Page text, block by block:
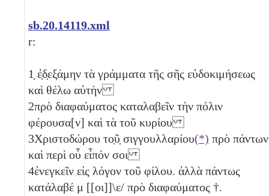
sb.20.14119.xml
r:
1 ̣ ἐ̣δ̣εξάμην τὰ γράμματα τῆς σῆς εὐδοκιμήσεως
καὶ θέλω αὐτὴν
2πρὸ διαφαύματος καταλαβεῖν τὴν πόλιν
φέρουσα[ν] καὶ τὰ τοῦ κυρίου
3Χριστοδώρου το̣ῦ̣ σιγγουλλαρίου(*) πρὸ πάντων
καὶ περὶ οὗ εἶπόν σοι
4ἐνεγκεῖν εἰς λόγον τοῦ φίλου. ἀλλὰ πάντως
κατάλαβέ μ [[οι]]\ε/ πρὸ διαφαύματος †.